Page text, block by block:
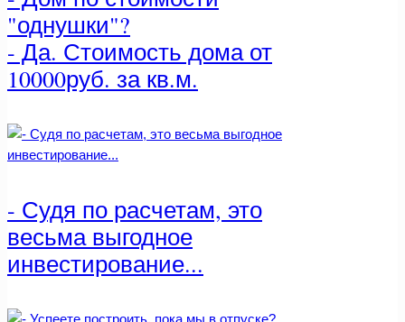
"однушки"?
- Да. Стоимость дома от
10000руб. за кв.м.
- Судя по расчетам, это
весьма выгодное
инвестирование...